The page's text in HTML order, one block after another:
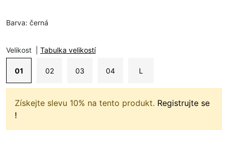
Barva: černá
Velikost Tabulka velikostí
01 02 03 04 L
Získejte slevu 10% na tento produkt. Registrujte se
!